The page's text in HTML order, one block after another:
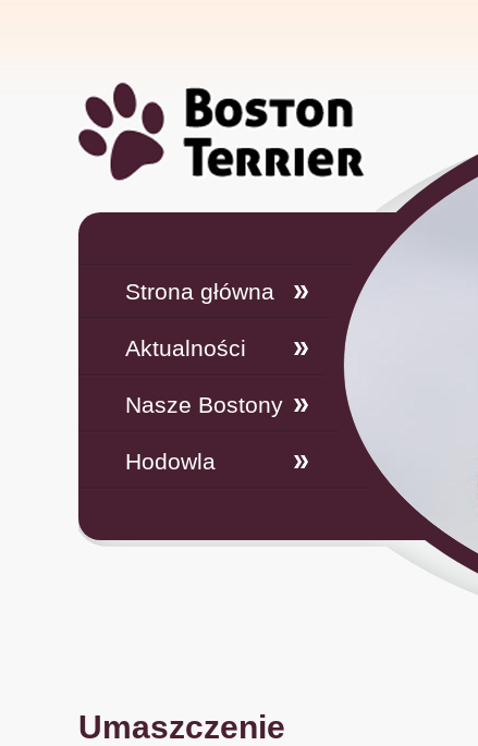
Strona główna
Aktualności
Nasze Bostony
Hodowla
Umaszczenie